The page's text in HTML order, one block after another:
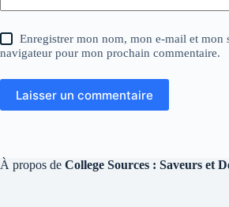
Enregistrer mon nom, mon e-mail et mon
navigateur pour mon prochain commentaire.
Laisser un commentaire
À propos de College Sources : Saveurs et